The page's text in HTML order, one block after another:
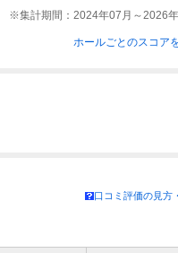
※集計期間：2024年07月～2026
ホールごとのスコア
口コミ評価の見方